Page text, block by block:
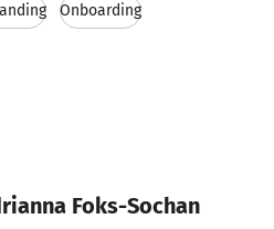
Onboarding
Foks-Sochan